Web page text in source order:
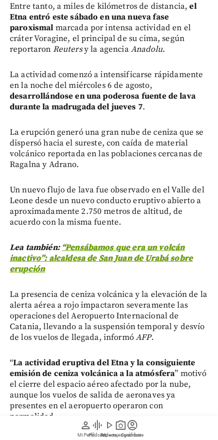
person
Mi Perfil
graphic_eq
Pódcast
play_arrow
Videos
photo_camera
Reportajes gráficos
account_circle
Suscríbete
Entre tanto, a miles de kilómetros de distancia,el
Etna entró este sábado en una nueva fase
paroxismal marcada por intensa actividad en el
cráter Voragine, el principal de su cima, según
reportaron Reutersy la agenciaAnadolu.
La actividad comenzó a intensificarse rápidamente
en la noche del miércoles 6 de agosto,
desarrollándose en una poderosa fuente de lava
durante la madrugada del jueves 7.
La erupción generó una gran nube de ceniza que se
dispersó hacia el sureste, con caída de material
volcánico reportada en las poblaciones cercanas de
Ragalna y Adrano.
Un nuevo flujo de lava fue observado en el Valle del
Leone desde un nuevo conducto eruptivo abierto a
aproximadamente 2.750 metros de altitud, de
acuerdo con la misma fuente.
Lea también: “Pensábamos que era un volcán
inactivo”: alcaldesa de San Juan de Urabá sobre
erupción
La presencia de ceniza volcánica y la elevación de la
alerta aérea a rojo impactaron severamente las
operaciones del Aeropuerto Internacional de
Catania, llevando a la suspensión temporal y desvío
de los vuelos de llegada, informóAFP.
“La actividad eruptiva del Etna y la consiguiente
emisión de ceniza volcánica a la atmósfera” motivó
el cierre del espacio aéreo afectado por la nube,
aunque los vuelos de salida de aeronaves ya
presentes en el aeropuerto operaron con
normalidad.